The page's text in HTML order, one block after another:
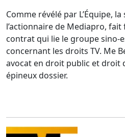
Comme révélé par L’Équipe, la
l’actionnaire de Mediapro,
contrat qui lie le groupe sino-
concernant les droits TV. Me
avocat en droit public et droit
épineux dossier.